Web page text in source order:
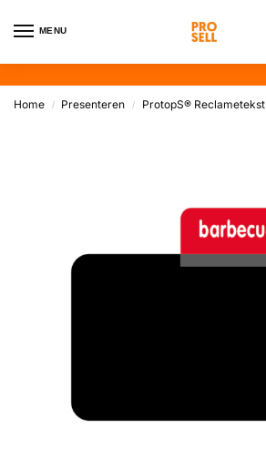
MENU
Home / Presenteren / ProtopS® Reclametekst